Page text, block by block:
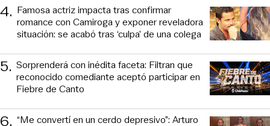
4. Famosa actriz impacta tras confirmar
romance con Camiroga y exponer reveladora
situación: se acabó tras ‘culpa’ de una colega
5. Sorprenderá con inédita faceta: Filtran que
reconocido comediante aceptó participar en
Fiebre de Canto
6. “Me convertí en un cerdo depresivo”: Arturo